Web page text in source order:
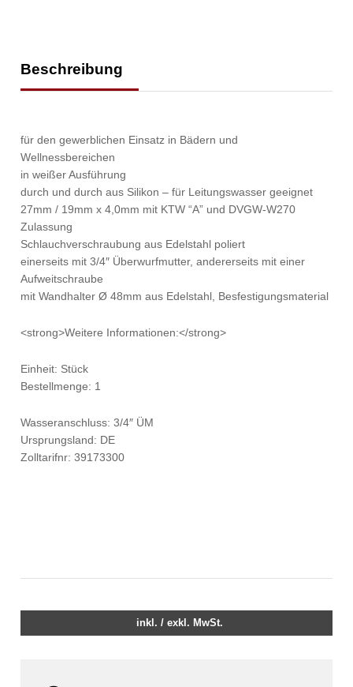
Beschreibung
für den gewerblichen Einsatz in Bädern und
Wellnessbereichen
in weißer Ausführung
durch und durch aus Silikon – für Leitungswasser geeignet
27mm / 19mm x 4,0mm mit KTW “A” und DVGW-W270
Zulassung
Schlauchverschraubung aus Edelstahl poliert
einerseits mit 3/4″ Überwurfmutter, andererseits mit einer
Aufweitschraube
mit Wandhalter Ø 48mm aus Edelstahl, Besfestigungsmaterial
<strong>Weitere Informationen:</strong>
Einheit: Stück
Bestellmenge: 1
Wasseranschluss: 3/4″ ÜM
Ursprungsland: DE
Zolltarifnr: 39173300
inkl. / exkl. MwSt.